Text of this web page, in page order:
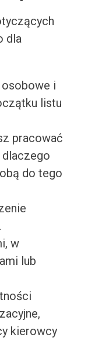
dla
i
listu
pracować
do tego
w
lub
kierowcy